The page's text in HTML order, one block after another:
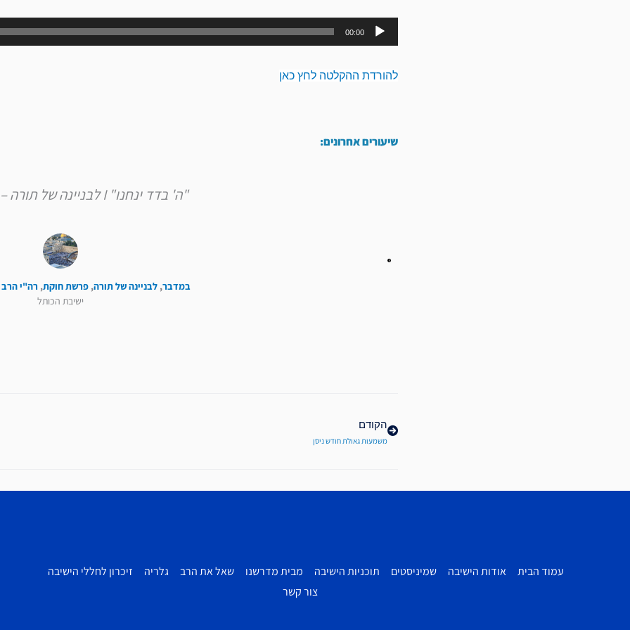
נגן
אודיו
00:00
להורדת ההקלטה לחץ כאן
שיעורים אחרונים:
"ה' בדד ינחנו" I לבניינה של תורה – פרשת חוקת
במדבר, לבניינה של תורה, פרשת חוקת, רה"י הרב
ישיבת הכותל
הקודם
משמעות גאולת חודש ניסן
עמוד הבית אודות הישיבה שמיניסטים תוכניות הישיבה מבית מדרשנו שאל את הרב גלריה
זיכרון לחללי הישיבה
צור קשר